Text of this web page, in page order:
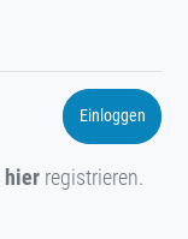
Einloggen
hier registrieren.